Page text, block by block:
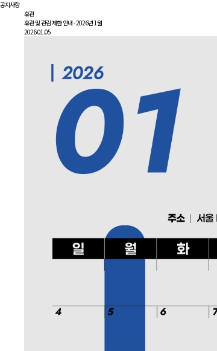
공지사항
휴관
휴관 및 관람 제한 안내 - 2026년 1월
2026.01.05